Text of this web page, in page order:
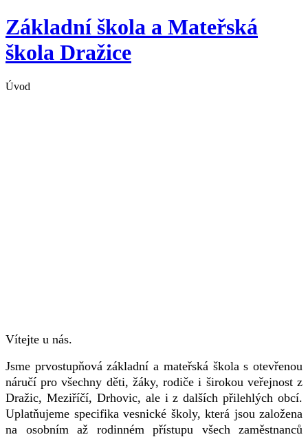
Základní škola a Mateřská
škola Dražice
Úvod
Vítejte u nás.
Jsme prvostupňová základní a mateřská škola s otevřenou
náručí pro všechny děti, žáky, rodiče i širokou veřejnost z
Dražic, Meziříčí, Drhovic, ale i z dalších přilehlých obcí.
Uplatňujeme specifika vesnické školy, která jsou založena
na osobním až rodinném přístupu všech zaměstnanců